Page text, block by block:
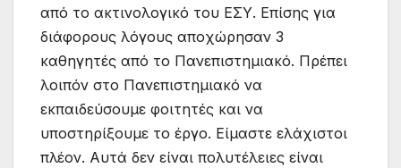
από το ακτινολογικό του ΕΣΥ. Επίσης για
διάφορους λόγους αποχώρησαν 3
καθηγητές από το Πανεπιστημιακό. Πρέπει
λοιπόν στο Πανεπιστημιακό να
εκπαιδεύσουμε φοιτητές και να
υποστηρίξουμε το έργο. Είμαστε ελάχιστοι
πλέον. Αυτά δεν είναι πολυτέλειες είναι